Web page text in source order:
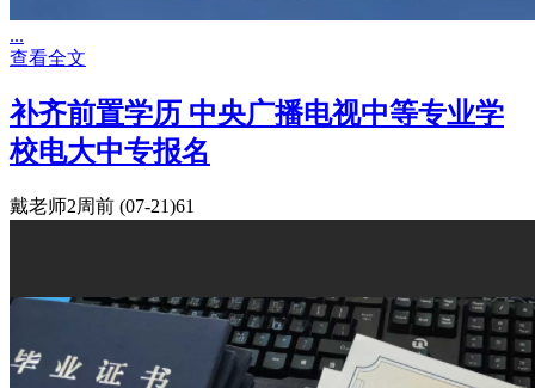
...
查看全文
补齐前置学历 中央广播电视中等专业学
校电大中专报名
戴老师2周前 (07-21)61